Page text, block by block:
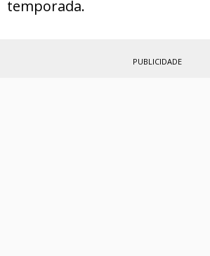
temporada.
PUBLICIDADE